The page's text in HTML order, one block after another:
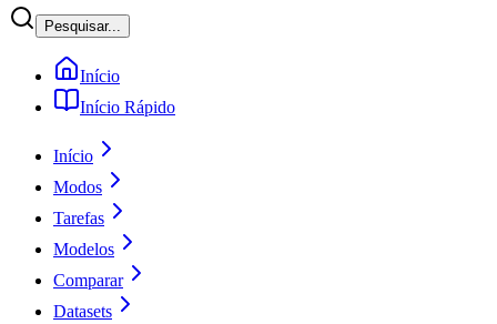
Pesquisar...
Início
Início Rápido
Início
Modos
Tarefas
Modelos
Comparar
Datasets